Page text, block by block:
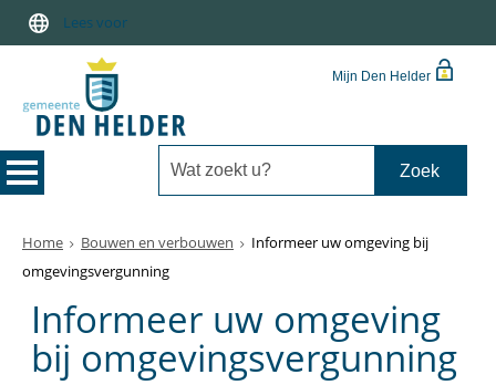
Lees voor
Mijn Den Helder
Home Bouwen en verbouwen
Informeer uw omgeving bij
omgevingsvergunning
Informeer uw omgeving
bij omgevingsvergunning